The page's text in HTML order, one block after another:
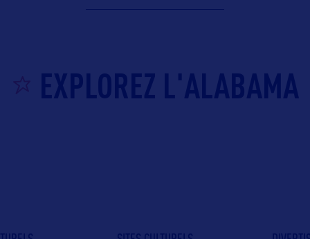
EXPLOREZ L'ALABAMA